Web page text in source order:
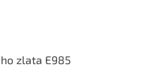
zlata E985